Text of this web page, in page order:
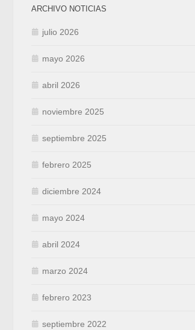
ARCHIVO NOTICIAS
julio 2026
mayo 2026
abril 2026
noviembre 2025
septiembre 2025
febrero 2025
diciembre 2024
mayo 2024
abril 2024
marzo 2024
febrero 2023
septiembre 2022